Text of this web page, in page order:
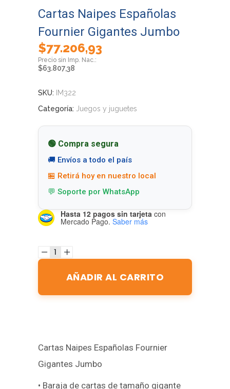
Cartas Naipes Españolas
Fournier Gigantes Jumbo
$77.206,93
$63.807,38
SKU:
IM322
Categoría: Juegos y juguetes
🟢 Compra segura
🚚 Envíos a todo el país
🏪 Retirá hoy en nuestro local
💬 Soporte por WhatsApp
Hasta 12 pagos sin tarjeta con
Mercado Pago. Saber más
AÑADIR AL CARRITO
Cartas Naipes Españolas Fournier
Gigantes Jumbo
• Baraja de cartas de tamaño gigante